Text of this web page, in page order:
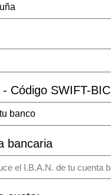
- Código SWIFT-BIC
bancaria